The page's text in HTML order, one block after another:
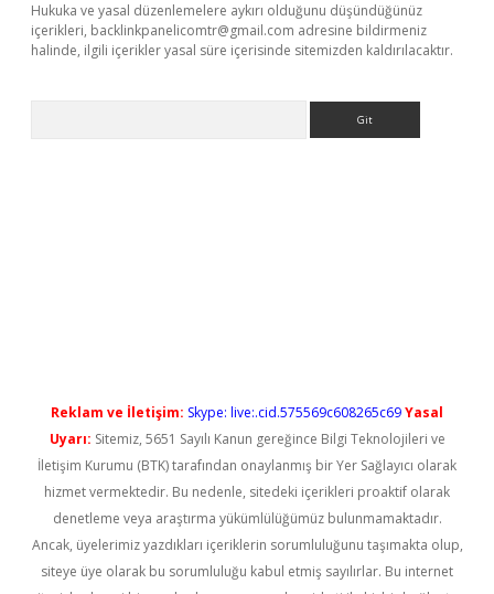
Hukuka ve yasal düzenlemelere aykırı olduğunu düşündüğünüz
içerikleri, backlinkpanelicomtr@gmail.com adresine bildirmeniz
halinde, ilgili içerikler yasal süre içerisinde sitemizden kaldırılacaktır.
Reklam ve İletişim: Skype: live:.cid.575569c608265c69Yasal
Uyarı: Sitemiz, 5651 Sayılı Kanun gereğince Bilgi Teknolojileri ve
İletişim Kurumu (BTK) tarafından onaylanmış bir Yer Sağlayıcı olarak
hizmet vermektedir. Bu nedenle, sitedeki içerikleri proaktif olarak
denetleme veya araştırma yükümlülüğümüz bulunmamaktadır.
Ancak, üyelerimiz yazdıkları içeriklerin sorumluluğunu taşımakta olup,
siteye üye olarak bu sorumluluğu kabul etmiş sayılırlar. Bu internet